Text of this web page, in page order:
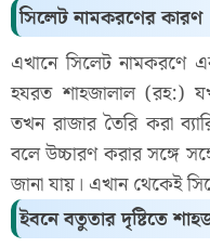
সিলেট নামকরণের কারণ
এখানে সিলেট নামকরণে
হযরত শাহজালাল (রহ:)
তখন রাজার তৈরি করা
বলে উচ্চারণ করার সঙ্গে
জানা যায়। এখান থেকেই
ইবনে বতুতার দৃষ্টিতে